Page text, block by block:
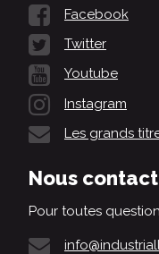
Facebook
Twitter
Youtube
Instagram
Les grands
Nous
Pour toutes